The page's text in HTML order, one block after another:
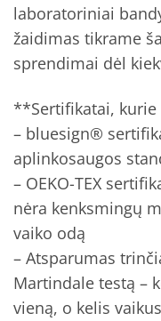
laboratoriniai
žaidimas tikrame
sprendimai dėl
**Sertifikatai,
– bluesign®
aplinkosaugos
– OEKO-TEX
nėra kenksmingų
vaiko odą
– Atsparumas
Martindale testą –
vieną, o kelis vaikus